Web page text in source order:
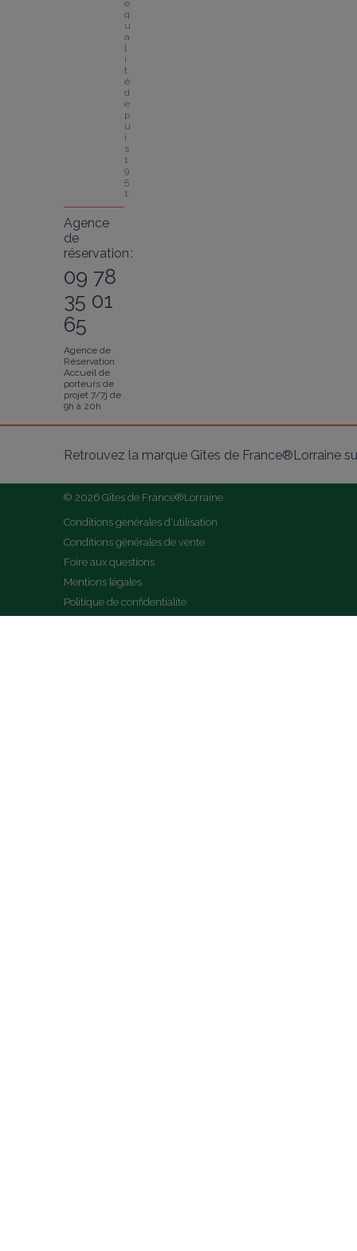
e
q
u
a
l
i
t
é
d
e
p
u
i
s
1
9
5
1
Agence
de
réservation :
09 78
35 01
65
Agence de
Réservation
Accueil de
porteurs de
projet 7/7j de
9h à 20h
Retrouvez la marque Gîtes de France®Lorraine
© 2026 Gîtes de France®Lorraine
Conditions générales d'utilisation
Conditions générales de vente
Foire aux questions
Mentions légales
Politique de confidentialité